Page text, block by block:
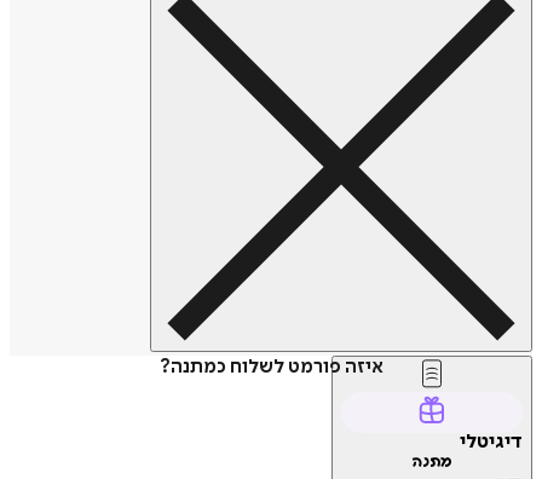
איזה פורמט לשלוח כמתנה?